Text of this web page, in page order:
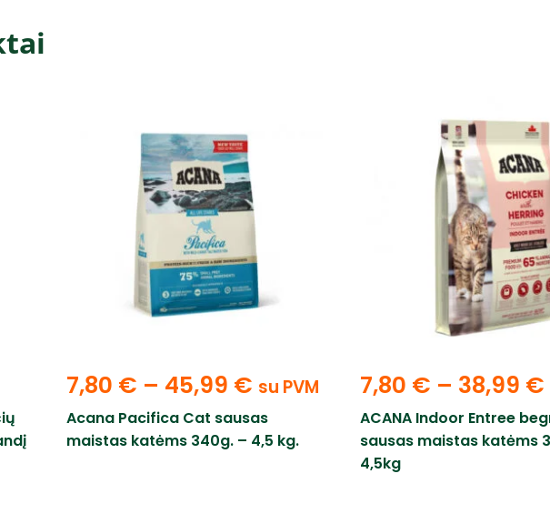
7,80 € – 45,99 € su PVM
Acana Pacifica Cat sausas
maistas katėms 340g. – 4,5 kg.
7,80 € – 38,99 €
ACANA Indoor Entree
sausas maistas katėms
4,5kg